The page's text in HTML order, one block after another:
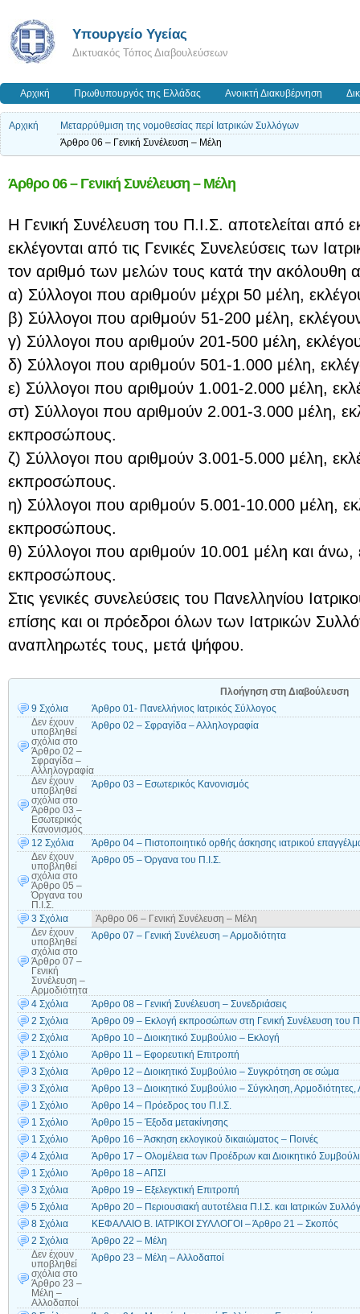
Υπουργείο Υγείας
Δικτυακός Τόπος Διαβουλεύσεων
Αρχική Πρωθυπουργός της Ελλάδας Ανοικτή Διακυβέρνηση
Αρχική
Μεταρρύθμιση της νομοθεσίας περί Ιατρικών Συλλόγων
Άρθρο 06 – Γενική Συνέλευση – Μέλη
Άρθρο 06 – Γενική Συνέλευση – Μέλη
Η Γενική Συνέλευση του Π.Ι.Σ. αποτελείται
εκλέγονται από τις Γενικές Συνελεύσεις των
τον αριθμό των μελών τους κατά την ακόλουθη
α) Σύλλογοι που αριθμούν μέχρι 50 μέλη,
β) Σύλλογοι που αριθμούν 51-200 μέλη,
γ) Σύλλογοι που αριθμούν 201-500 μέλη,
δ) Σύλλογοι που αριθμούν 501-1.000 μέλη,
ε) Σύλλογοι που αριθμούν 1.001-2.000 μέλη,
στ) Σύλλογοι που αριθμούν 2.001-3.000 μέλη,
εκπροσώπους.
ζ) Σύλλογοι που αριθμούν 3.001-5.000 μέλη,
εκπροσώπους.
η) Σύλλογοι που αριθμούν 5.001-10.000 μέλη,
εκπροσώπους.
θ) Σύλλογοι που αριθμούν 10.001 μέλη και άνω,
εκπροσώπους.
Στις γενικές συνελεύσεις του Πανελληνίου
επίσης και οι πρόεδροι όλων των Ιατρικών
αναπληρωτές τους, μετά ψήφου.
Πλοήγηση στη Διαβούλευση
9 Σχόλια
Άρθρο 01- Πανελλήνιος Ιατρικός Σύλλογος
Δεν έχουν
υποβληθεί
σχόλια στο
Άρθρο 02 –
Σφραγίδα –
Αλληλογραφία
Άρθρο 02 – Σφραγίδα – Αλληλογραφία
Δεν έχουν
υποβληθεί
σχόλια στο
Άρθρο 03 –
Εσωτερικός
Κανονισμός
Άρθρο 03 – Εσωτερικός Κανονισμός
12 Σχόλια
Άρθρο 04 – Πιστοποιητικό ορθής άσκησης ιατρικού
Δεν έχουν
υποβληθεί
σχόλια στο
Άρθρο 05 –
Όργανα του
Π.Ι.Σ.
Άρθρο 05 – Όργανα του Π.Ι.Σ.
3 Σχόλια
Άρθρο 06 – Γενική Συνέλευση – Μέλη
Δεν έχουν
υποβληθεί
σχόλια στο
Άρθρο 07 –
Γενική
Συνέλευση –
Αρμοδιότητα
Άρθρο 07 – Γενική Συνέλευση – Αρμοδιότητα
4 Σχόλια
Άρθρο 08 – Γενική Συνέλευση – Συνεδριάσεις
2 Σχόλια
Άρθρο 09 – Εκλογή εκπροσώπων στη Γενική Συνέλευση του
2 Σχόλια
Άρθρο 10 – Διοικητικό Συμβούλιο – Εκλογή
1 Σχόλιο
Άρθρο 11 – Εφορευτική Επιτροπή
3 Σχόλια
Άρθρο 12 – Διοικητικό Συμβούλιο – Συγκρότηση σε σώμα
3 Σχόλια
Άρθρο 13 – Διοικητικό Συμβούλιο – Σύγκληση, Αρμοδιότητες,
1 Σχόλιο
Άρθρο 14 – Πρόεδρος του Π.Ι.Σ.
1 Σχόλιο
Άρθρο 15 – Έξοδα μετακίνησης
1 Σχόλιο
Άρθρο 16 – Άσκηση εκλογικού δικαιώματος – Ποινές
4 Σχόλια
Άρθρο 17 – Ολομέλεια των Προέδρων και Διοικητικό
1 Σχόλιο
Άρθρο 18 – ΑΠΣΙ
3 Σχόλια
Άρθρο 19 – Εξελεγκτική Επιτροπή
5 Σχόλια
Άρθρο 20 – Περιουσιακή αυτοτέλεια Π.Ι.Σ. και Ιατρικών
8 Σχόλια
ΚΕΦΑΛΑΙΟ Β. ΙΑΤΡΙΚΟΙ ΣΥΛΛΟΓΟΙ – Άρθρο 21 – Σκοπός
2 Σχόλια
Άρθρο 22 – Μέλη
Δεν έχουν
υποβληθεί
σχόλια στο
Άρθρο 23 –
Μέλη –
Αλλοδαποί
Άρθρο 23 – Μέλη – Αλλοδαποί